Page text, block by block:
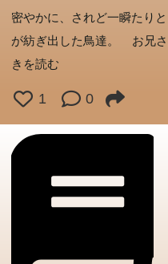
密やかに、されど一瞬たり
が紡ぎ出した鳥達。 お兄さ
きを読む
1 0